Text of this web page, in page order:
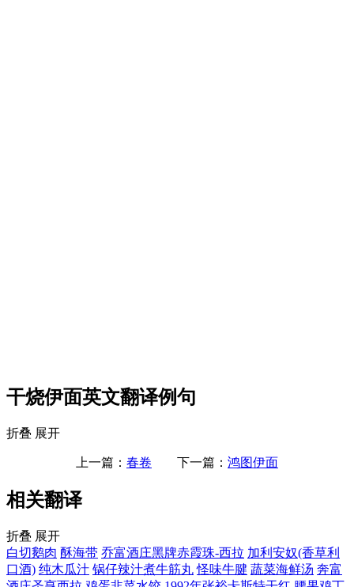
干烧伊面英文翻译例句
折叠 展开
上一篇： 春卷 下一篇： 鸿图伊面
相关翻译
折叠 展开
白切鹅肉 酥海带 乔富酒庄黑牌赤霞珠-西拉 加利安奴(香草利
口酒) 纯木瓜汁 锅仔辣汁煮牛筋丸 怪味牛腱 蔬菜海鲜汤 奔富